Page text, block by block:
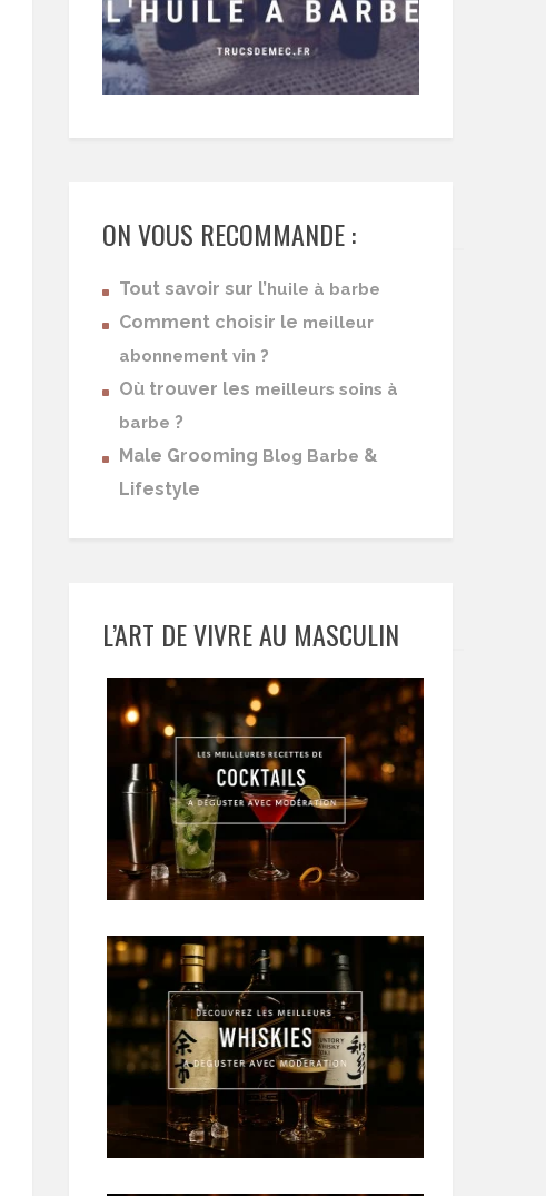
ON VOUS RECOMMANDE :
Tout savoir sur l’ huile à barbe
Comment choisir le meilleur
abonnement vin ?
Où trouver les meilleurs soins à
barbe ?
Male Grooming Blog Barbe &
Lifestyle
L’ART DE VIVRE AU MASCULIN